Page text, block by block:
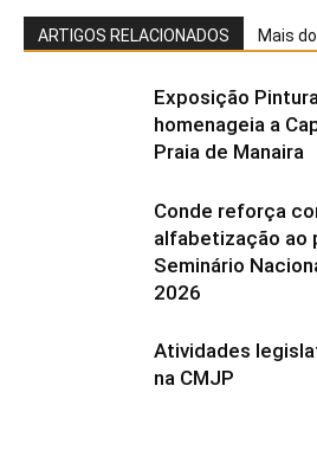
ARTIGOS RELACIONADOS Mais
Exposição
homenageia a
Praia de Manaira
Conde reforça
alfabetização ao
Seminário
2026
Atividades
na CMJP